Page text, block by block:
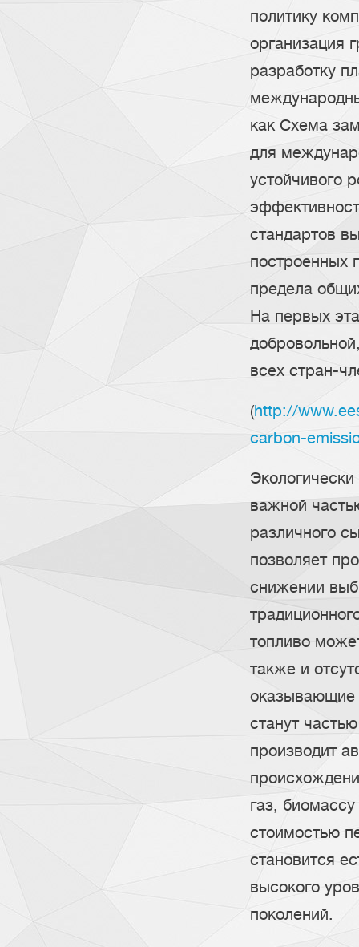
политику
организация
разработку
как Схема
для
устойчивого
стандартов
построенных
предела
На первых
всех стран-
(http://
carbon-
важной
различного
позволяет
снижении
топливо
также и
оказывающие
станут
производит
газ,
стоимостью
становится
высокого
поколений.